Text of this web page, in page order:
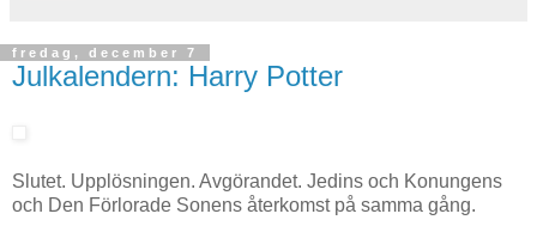
fredag, december 7
Julkalendern: Harry Potter
Slutet. Upplösningen. Avgörandet. Jedins och Konungens
och Den Förlorade Sonens återkomst på samma gång.